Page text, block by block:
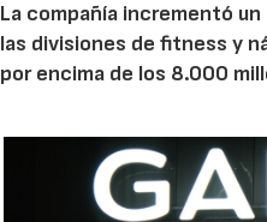
La compañía incrementó
las divisiones de fitness y
por encima de los 8.000